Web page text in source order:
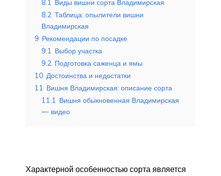
8.1 Виды вишни сорта Владимирская
8.2 Таблица: опылители вишни
Владимирская
9 Рекомендации по посадке
9.1 Выбор участка
9.2 Подготовка саженца и ямы
10 Достоинства и недостатки
11 Вишня Владимирская: описание сорта
11.1 Вишня обыкновенная Владимирская
— видео
Характерной особенностью сорта является